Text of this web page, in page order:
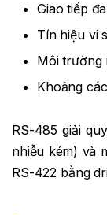
Giao tiếp
Tín hiệu vi
Môi trường
Khoảng
RS-485 giải
nhiễu kém) và
RS-422 bằng